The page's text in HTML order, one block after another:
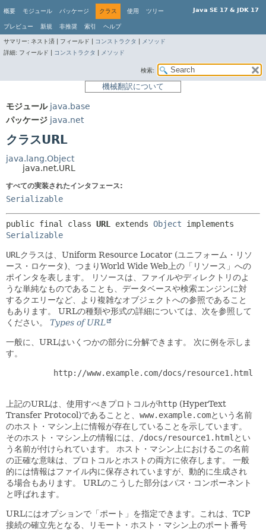
Java SE 17 & JDK 17
概要 モジュール パッケージ クラス 使用 ツリー
プレビュー 新規 非推奨 索引 ヘルプ
サマリー: ネスト済 | フィールド | コンストラクタ
メソッド
詳細: フィールド | コンストラクタ メソッド
検索:
機械翻訳について
モジュール java.base
パッケージ java.net
クラスURL
java.lang.Object
java.net.URL
すべての実装されたインタフェース:
Serializable
public final class URL extends Object
Serializable
URL クラスは、Uniform Resource Locator (ユニフォーム・リソ
ース・ロケータ)、つまりWorld Wide Web上の「リソース」への
ポインタを表します。
リソースは、ファイルやディレクトリのよ
うな単純なものであることも、データベースや検索エンジンに対
するクエリーなど、より複雑なオブジェクトへの参照であること
もあります。
URLの種類や形式の詳細については、次を参照して
ください。 Types of URL
一般に、URLはいくつかの部分に分解できます。
次に例を示しま
す。
     http://www.example.com/docs/resource1.html
上記のURLは、使用すべきプロトコルがhttp (HyperText
Transfer Protocol)であることと、 www.example.comという名前
のホスト・マシン上に情報が存在していることを示しています。
そのホスト・マシン上の情報には、
/docs/resource1.html とい
う名前が付けられています。
ホスト・マシン上におけるこの名前
の正確な意味は、プロトコルとホストの両方に依存します。
一般
的には情報はファイル内に保存されていますが、動的に生成され
る場合もあります。
URLのこうした部分はパス ・コンポーネント
と呼ばれます。
URLにはオプションで「ポート」を指定できます。これは、TCP
接続の確立先となる、リモート・ホスト・マシン上のポート番号